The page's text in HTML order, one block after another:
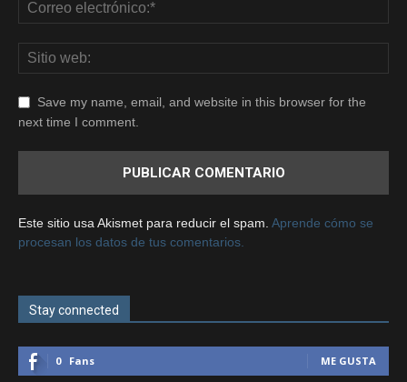
Save my name, email, and website in this browser for the
next time I comment.
Este sitio usa Akismet para reducir el spam. Aprende cómo se
procesan los datos de tus comentarios.
Stay connected
0 Fans ME GUSTA